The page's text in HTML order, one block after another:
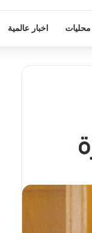
محليات اخبار عالمية